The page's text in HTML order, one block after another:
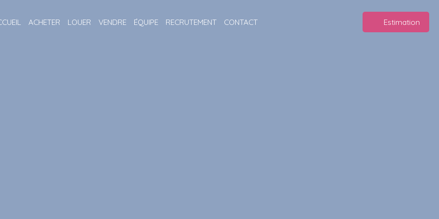
ACHETER LOUER VENDRE ÉQUIPE RECRUTEMENT CONTACT Estimation